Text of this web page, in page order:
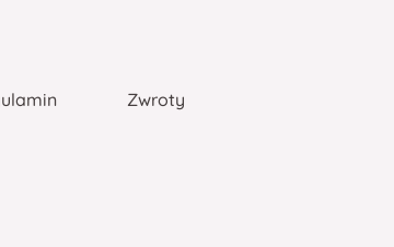
Zwroty